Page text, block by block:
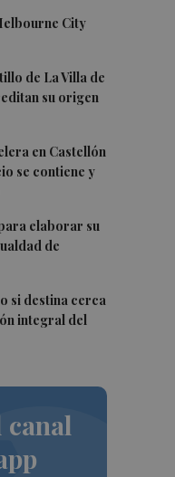
City
de La Villa de
su origen
en Castellón
se contiene y
elaborar su
de
si destina cerca
integral del
canal